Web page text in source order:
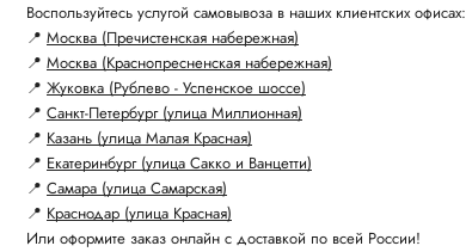
Воспользуйтесь услугой самовывоза в наших клиентских офисах:
📍 Москва (Пречистенская набережная)
📍 Москва (Краснопресненская набережная)
📍 Жуковка (Рублево - Успенское шоссе)
📍 Санкт-Петербург (улица Миллионная)
📍 Казань (улица Малая Красная)
📍 Екатеринбург (улица Сакко и Ванцетти)
📍 Самара (улица Самарская)
📍 Краснодар (улица Красная)
Или оформите заказ онлайн с доставкой по всей России!